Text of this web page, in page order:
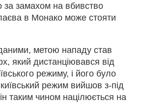
за замахом на вбивство
в Монако може стояти
метою нападу став
який дистанціювався від
режиму, і його було
режим вийшов з-під
таким чином націлюється на